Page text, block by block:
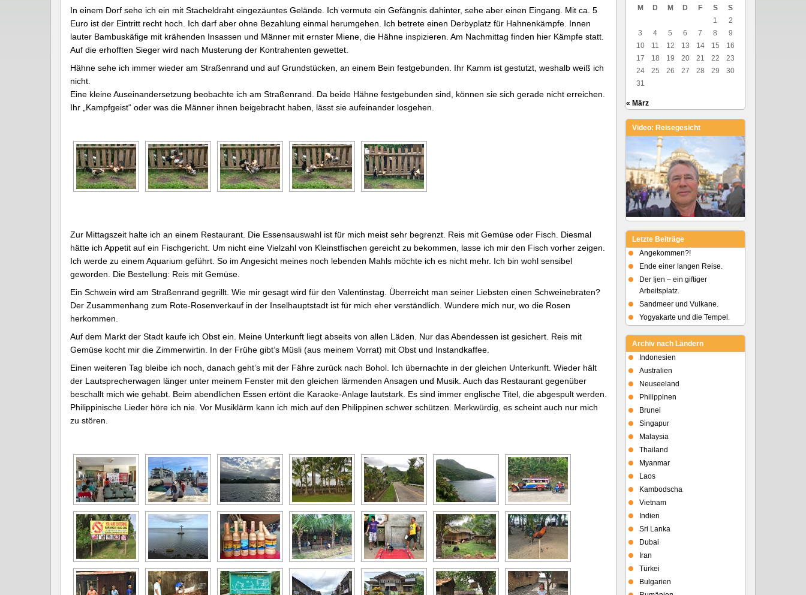
In einem Dorf sehe ich ein mit Stacheldraht eingezäuntes Gelände. Ich vermute ein Gefängnis dahinter, sehe aber einen Eingang. Mit ca. 5
Euro ist der Eintritt recht hoch. Ich darf aber ohne Bezahlung einmal herumgehen. Ich betrete einen Derbyplatz für Hahnenkämpfe. Innen
lauter Bambuskäfige mit krähenden Insassen und Männer mit ernster Miene, die Hähne inspizieren. Am Nachmittag finden hier Kämpfe statt.
Auf die erhofften Sieger wird nach Musterung der Kontrahenten gewettet.
Hähne sehe ich immer wieder am Straßenrand und auf Grundstücken, an einem Bein festgebunden. Ihr Kamm ist gestutzt, weshalb weiß ich
nicht.
Eine kleine Auseinandersetzung beobachte ich am Straßenrand. Da beide Hähne festgebunden sind, können sie sich gerade nicht erreichen.
Ihr „Kampfgeist“ oder was die Männer ihnen beigebracht haben, lässt sie aufeinander losgehen.
Zur Mittagszeit halte ich an einem Restaurant. Die Essensauswahl ist für mich meist sehr begrenzt. Reis mit Gemüse oder Fisch. Diesmal
hätte ich Appetit auf ein Fischgericht. Um nicht eine Vielzahl von Kleinstfischen gereicht zu bekommen, lasse ich mir den Fisch vorher zeigen.
Ich werde zu einem Aquarium geführt. So im Angesicht meines noch lebenden Mahls möchte ich es nicht mehr. Ich bin wohl sensibel
geworden. Die Bestellung: Reis mit Gemüse.
Ein Schwein wird am Straßenrand gegrillt. Wie mir gesagt wird für den Valentinstag. Überreicht man seiner Liebsten einen Schweinebraten?
Der Zusammenhang zum Rote-Rosenverkauf in der Inselhauptstadt ist für mich eher verständlich. Wundere mich nur, wo die Rosen
herkommen.
Auf dem Markt der Stadt kaufe ich Obst ein. Meine Unterkunft liegt abseits von allen Läden. Nur das Abendessen ist gesichert. Reis mit
Gemüse kocht mir die Zimmerwirtin. In der Frühe gibt’s Müsli (aus meinem Vorrat) mit Obst und Instandkaffee.
Einen weiteren Tag bleibe ich noch, danach geht’s mit der Fähre zurück nach Bohol. Ich übernachte in der gleichen Unterkunft. Wieder hält
der Lautsprecherwagen länger unter meinem Fenster mit den gleichen lärmenden Ansagen und Musik. Auch das Restaurant gegenüber
beschallt mich wie gehabt. Beim abendlichen Essen ertönt die Karaoke-Anlage lautstark. Es sind immer englische Titel, die abgespult werden.
Philippinische Lieder höre ich nie. Vor Musiklärm kann ich mich auf den Philippinen schwer schützen. Merkwürdig, es scheint auch nur mich
zu stören.
M
D M D F S
S
1
2
3
4 5 6 7 8
9
10
11 12 13 14 15
16
17
18 19 20 21 22
23
24
25 26 27 28 29
30
31
« März
Video: Reisegesicht
Letzte Beiträge
Angekommen?!
Ende einer langen Reise.
Der Ijen – ein giftiger
Arbeitsplatz.
Sandmeer und Vulkane.
Yogyakarte und die Tempel.
Archiv nach Ländern
Indonesien
Australien
Neuseeland
Philippinen
Brunei
Singapur
Malaysia
Thailand
Myanmar
Laos
Kambodscha
Vietnam
Indien
Sri Lanka
Dubai
Iran
Türkei
Bulgarien